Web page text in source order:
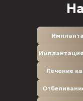
Лечение